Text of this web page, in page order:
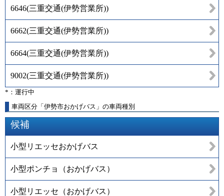
6646(三重交通(伊勢営業所))
6662(三重交通(伊勢営業所))
6664(三重交通(伊勢営業所))
9002(三重交通(伊勢営業所))
*：運行中
車両区分「伊勢市おかげバス」の車両種別
候補
小型リエッセおかげバス
小型ポンチョ（おかげバス）
小型リエッセ（おかげバス）